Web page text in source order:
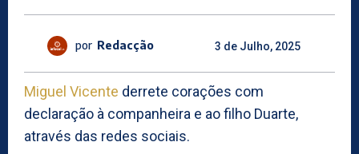
por Redacção 3 de Julho, 2025
Miguel Vicente derrete corações com
declaração à companheira e ao filho Duarte,
através das redes sociais.